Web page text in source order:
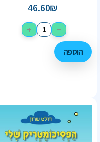
46.60₪
−
+
הוספה